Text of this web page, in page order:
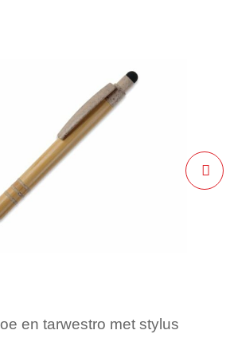
en tarwestro met stylus